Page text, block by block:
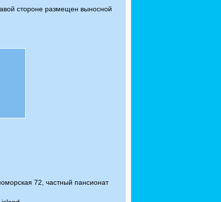
стороне размещен выносной
72, частный пансионат